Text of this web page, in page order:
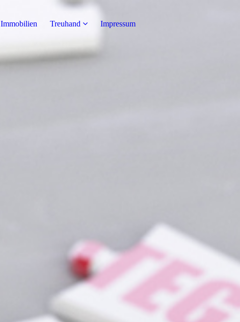
Immobilien Treuhand
Impressum